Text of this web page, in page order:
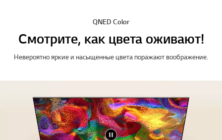
QNED Color
Смотрите, как цвета оживают!
Невероятно яркие и насыщенные цвета поражают воображение.